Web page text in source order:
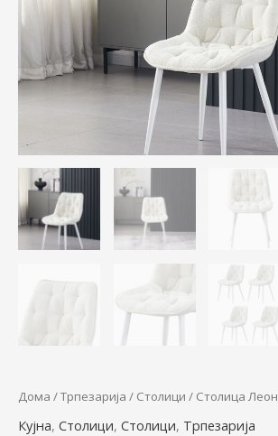
Дома /Трпезарија / Столици / Столица Леон
Кујна, Столици, Столици, Трпезарија